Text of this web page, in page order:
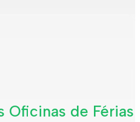
Oficinas de